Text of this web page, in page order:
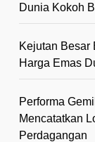
Dunia Kokoh
Kejutan Besar
Harga Emas
Performa
Mencatatkan
Perdagangan